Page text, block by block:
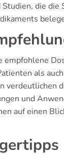
die die
empfohlene
als
verdeutlichen
und
auf einen